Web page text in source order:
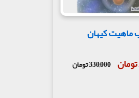
ماهیت کیهان
330,000 تومان